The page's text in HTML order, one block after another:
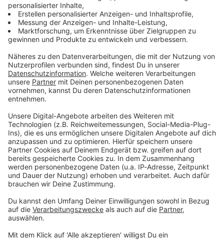
Lifestyle oder unsere neuesten Aktionen - wir
informieren dich.
Zum Newsletter anmelden
Du möchtest uns etwas sagen?
Studio Hotline
Kontaktformular
© dpa-infocom, dpa:260517-930-91797/1